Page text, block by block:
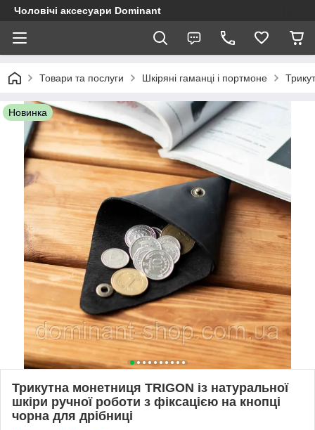
Чоловічі аксесуари Dominant
Товари та послуги Шкіряні гаманці і портмоне
Новинка
Трикутна монетниця TRIGON із натуральної
шкіри ручної роботи з фіксацією на кнопці
чорна для дрібниці